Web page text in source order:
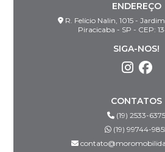
ENDEREÇO
R. Felício Nalin, 1015 -
Piracicaba - SP - CEP:
SIGA-NOS!
CONTATOS
(19) 2533-6375
(19) 99744-